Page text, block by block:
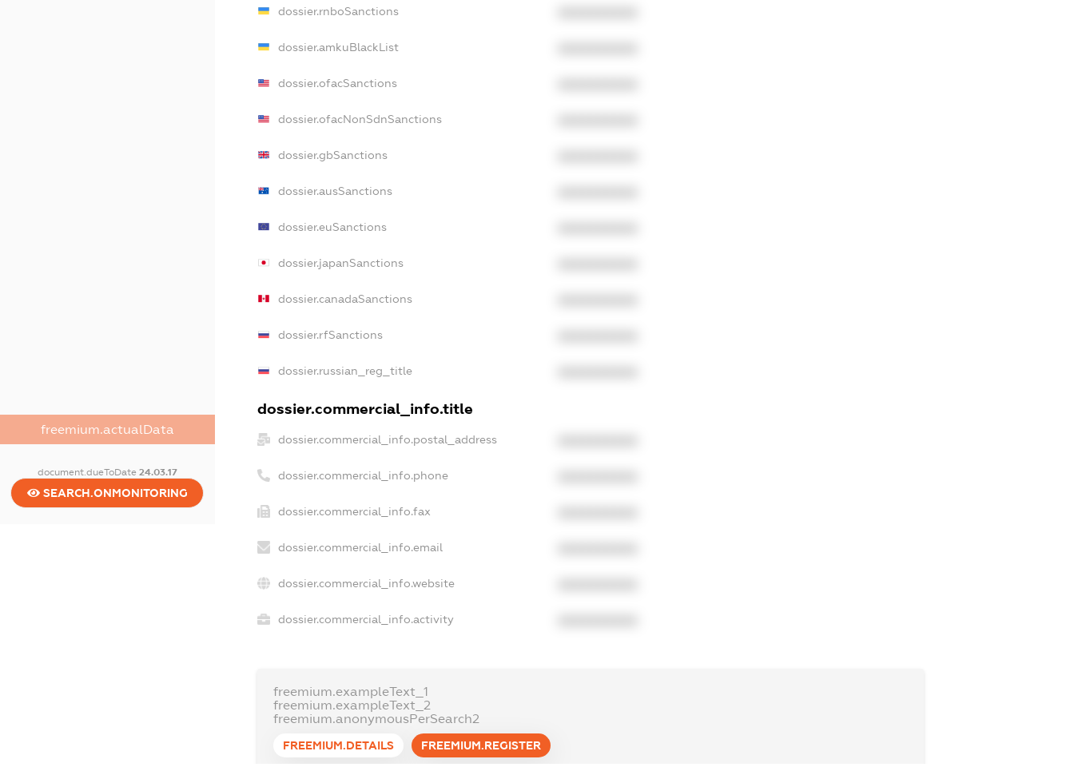
freemium.actualData
document.dueToDate 24.03.17
SEARCH.ONMONITORING
dossier.rnboSanctions
dossier.amkuBlackList
dossier.ofacSanctions
dossier.ofacNonSdnSanctions
dossier.gbSanctions
dossier.ausSanctions
dossier.euSanctions
dossier.japanSanctions
dossier.canadaSanctions
dossier.rfSanctions
dossier.russian_reg_title
dossier.commercial_info.title
dossier.commercial_info.postal_address
dossier.commercial_info.phone
dossier.commercial_info.fax
dossier.commercial_info.email
dossier.commercial_info.website
dossier.commercial_info.activity
freemium.exampleText_1
freemium.exampleText_2
freemium.anonymousPerSearch2
FREEMIUM.DETAILS FREEMIUM.REGISTER